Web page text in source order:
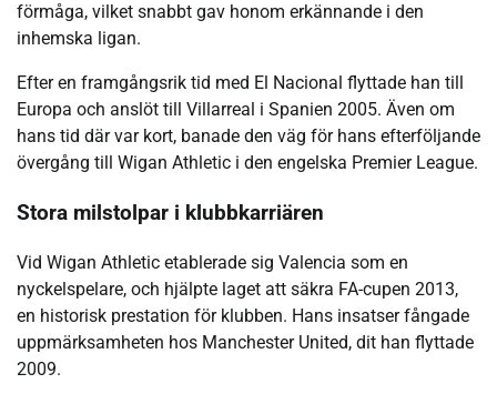
förmåga, vilket snabbt gav honom erkännande i den
inhemska ligan.
Efter en framgångsrik tid med El Nacional flyttade han till
Europa och anslöt till Villarreal i Spanien 2005. Även om
hans tid där var kort, banade den väg för hans efterföljande
övergång till Wigan Athletic i den engelska Premier League.
Stora milstolpar i klubbkarriären
Vid Wigan Athletic etablerade sig Valencia som en
nyckelspelare, och hjälpte laget att säkra FA-cupen 2013,
en historisk prestation för klubben. Hans insatser fångade
uppmärksamheten hos Manchester United, dit han flyttade
2009.